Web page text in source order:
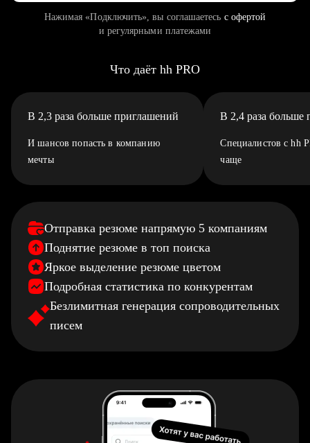
Нажимая «Подключить», вы соглашаетесь с офертой
и регулярными платежами
Что даёт hh PRO
В 2,3 раза больше приглашений
И шансов попасть в компанию
мечты
В 2,4 раза больше
Специалистов с hh
чаще
Отправка резюме напрямую 5 компаниям
Поднятие резюме в топ поиска
Яркое выделение резюме цветом
Подробная статистика по конкурентам
Безлимитная генерация сопроводительных
писем